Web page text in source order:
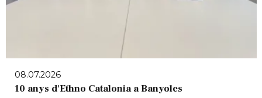
08.07.2026
10 anys d'Ethno Catalonia a Banyoles